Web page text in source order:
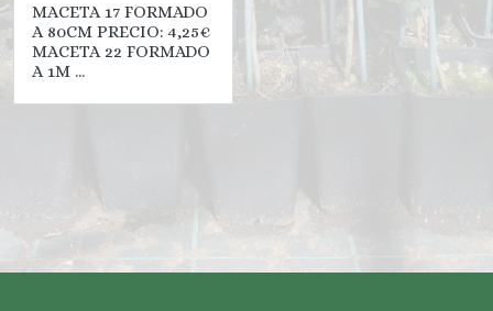
MACETA 17 FORMADO
A 80CM PRECIO: 4,25€
MACETA 22 FORMADO
A 1M ...